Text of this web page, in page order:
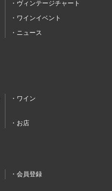
ヴィンテージチャート
ワインイベント
ニュース
ワイン
お店
会員登録